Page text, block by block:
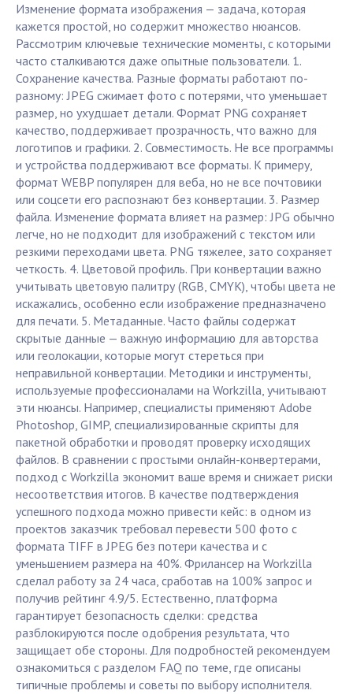
Изменение формата изображения — задача, которая
кажется простой, но содержит множество нюансов.
Рассмотрим ключевые технические моменты, с которыми
часто сталкиваются даже опытные пользователи. 1.
Сохранение качества. Разные форматы работают по-
разному: JPEG сжимает фото с потерями, что уменьшает
размер, но ухудшает детали. Формат PNG сохраняет
качество, поддерживает прозрачность, что важно для
логотипов и графики. 2. Совместимость. Не все программы
и устройства поддерживают все форматы. К примеру,
формат WEBP популярен для веба, но не все почтовики
или соцсети его распознают без конвертации. 3. Размер
файла. Изменение формата влияет на размер: JPG обычно
легче, но не подходит для изображений с текстом или
резкими переходами цвета. PNG тяжелее, зато сохраняет
четкость. 4. Цветовой профиль. При конвертации важно
учитывать цветовую палитру (RGB, CMYK), чтобы цвета не
искажались, особенно если изображение предназначено
для печати. 5. Метаданные. Часто файлы содержат
скрытые данные — важную информацию для авторства
или геолокации, которые могут стереться при
неправильной конвертации. Методики и инструменты,
используемые профессионалами на Workzilla, учитывают
эти нюансы. Например, специалисты применяют Adobe
Photoshop, GIMP, специализированные скрипты для
пакетной обработки и проводят проверку исходящих
файлов. В сравнении с простыми онлайн-конвертерами,
подход с Workzilla экономит ваше время и снижает риски
несоответствия итогов. В качестве подтверждения
успешного подхода можно привести кейс: в одном из
проектов заказчик требовал перевести 500 фото с
формата TIFF в JPEG без потери качества и с
уменьшением размера на 40%. Фрилансер на Workzilla
сделал работу за 24 часа, сработав на 100% запрос и
получив рейтинг 4.9/5. Естественно, платформа
гарантирует безопасность сделки: средства
разблокируются после одобрения результата, что
защищает обе стороны. Для подробностей рекомендуем
ознакомиться с разделом FAQ по теме, где описаны
типичные проблемы и советы по выбору исполнителя.